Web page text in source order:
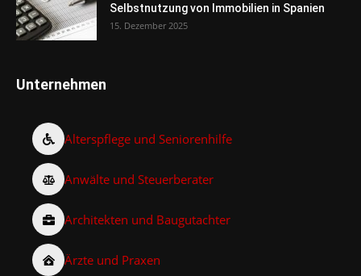
Selbstnutzung von Immobilien in Spanien
15. Dezember 2025
Unternehmen
Alterspflege und Seniorenhilfe
Anwälte und Steuerberater
Architekten und Baugutachter
Ärzte und Praxen